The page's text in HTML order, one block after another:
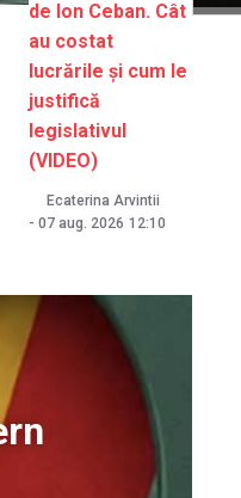
de Ion Ceban. Cât
au costat
lucrările și cum le
justifică
legislativul
(VIDEO)
Ecaterina Arvintii
- 07 aug. 2026 12:10